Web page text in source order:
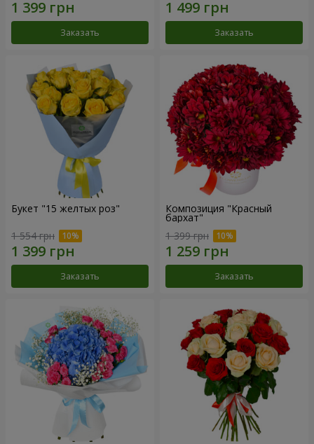
Заказать Заказать
Букет "15 желтых роз"
1 554 грн
Заказать
Композиция "Красный
бархат"
1 399 грн
Заказать